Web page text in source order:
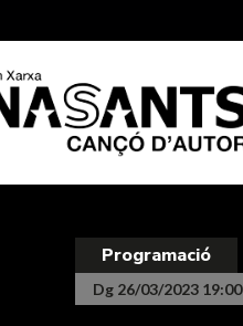
Programació
Dg 26/03/2023 19:00